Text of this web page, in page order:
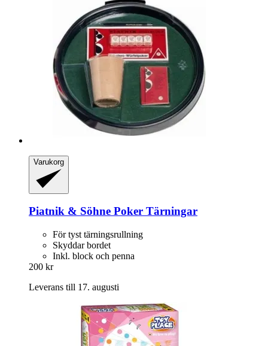
Varukorg
Piatnik & Söhne Poker Tärningar
För tyst tärningsrullning
Skyddar bordet
Inkl. block och penna
200 kr
Leverans till 17. augusti